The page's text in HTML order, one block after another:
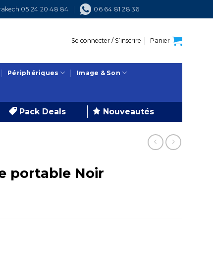
05 24 20 48 84 06 64 81 28 36
Se connecter / S’inscrire Panier
Périphériques Image & Son
Pack Deals Nouveautés
portable Noir